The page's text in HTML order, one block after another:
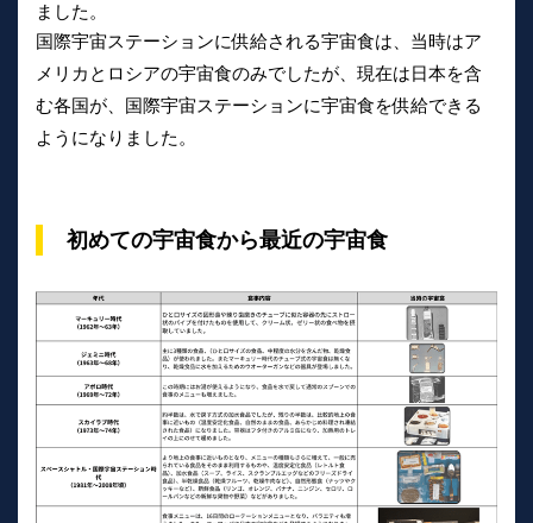
ました。
国際宇宙ステーションに供給される宇宙食は、当時はア
メリカとロシアの宇宙食のみでしたが、現在は日本を含
む各国が、国際宇宙ステーションに宇宙食を供給できる
ようになりました。
初めての宇宙食から最近の宇宙食